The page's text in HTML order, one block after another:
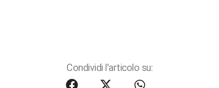
Condividi l'articolo su: